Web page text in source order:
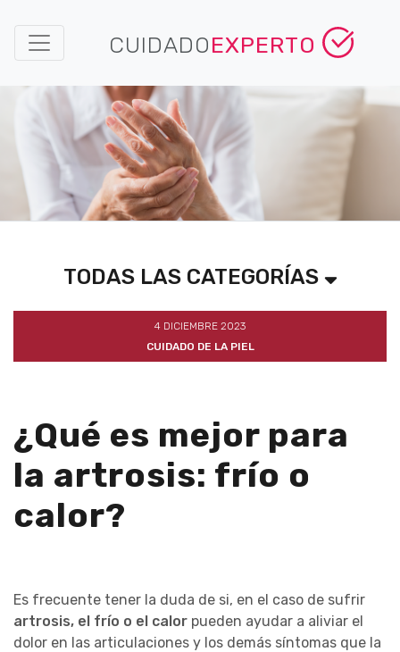
CUIDADOEXPERTO
TODAS LAS CATEGORÍAS
4 DICIEMBRE 2023
CUIDADO DE LA PIEL
¿Qué es mejor para
la artrosis: frío o
calor?
Es frecuente tener la duda de si, en el caso de sufrir
artrosis, el frío o el calor pueden ayudar a aliviar el
dolor en las articulaciones y los demás síntomas que la